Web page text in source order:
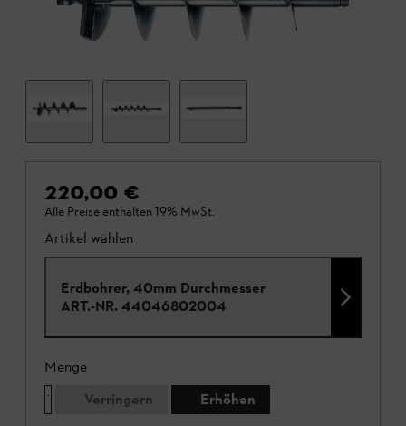
220,00 €
Alle Preise enthalten 19% MwSt.
Artikel wählen
Erdbohrer, 40mm Durchmesser
ART.-NR. 44046802004
Menge
Verringern
Erhöhen